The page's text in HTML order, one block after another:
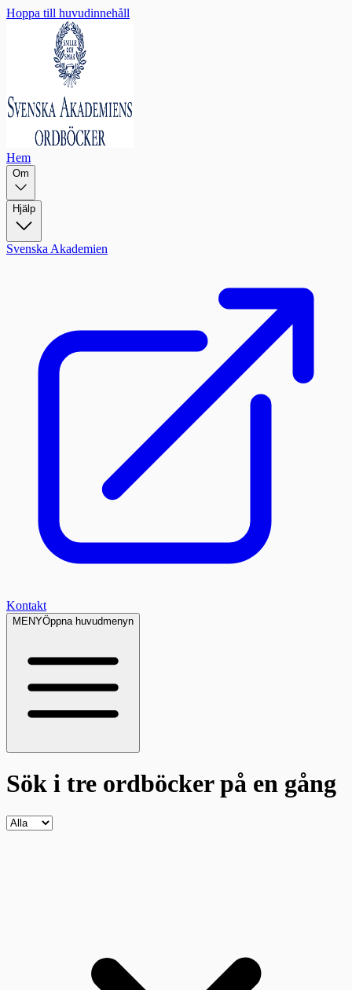
Hoppa till huvudinnehåll
Hem
Om
Hjälp
Svenska Akademien
Kontakt
MENYÖppna huvudmenyn
Sök i tre ordböckerpå en gång